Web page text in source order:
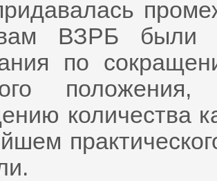
ВЗРБ были
по
количества